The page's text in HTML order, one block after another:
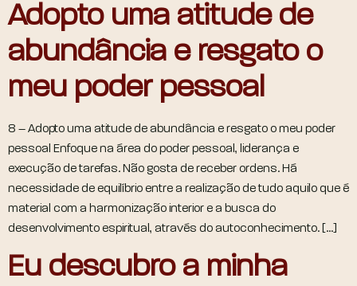
Adopto uma atitude de
abundância e resgato o
meu poder pessoal
8 – Adopto uma atitude de abundância e resgato o meu poder
pessoal Enfoque na área do poder pessoal, liderança e
execução de tarefas. Não gosta de receber ordens. Há
necessidade de equilíbrio entre a realização de tudo aquilo que é
material com a harmonização interior e a busca do
desenvolvimento espiritual, através do autoconhecimento. […]
Eu descubro a minha